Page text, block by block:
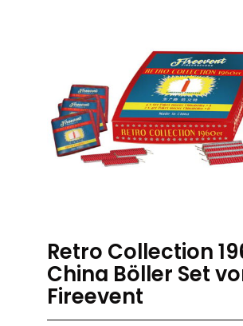
Retro Collection
China Böller Set
Fireevent